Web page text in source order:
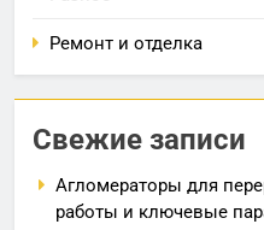
Ремонт и отделка
Свежие записи
Агломераторы для
работы и ключевые